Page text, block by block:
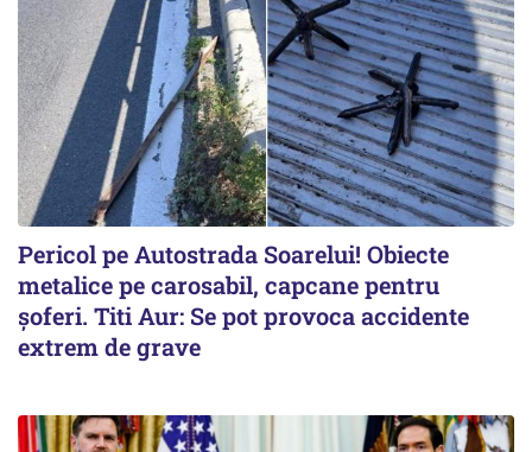
Pericol pe Autostrada Soarelui! Obiecte
metalice pe carosabil, capcane pentru
șoferi. Titi Aur: Se pot provoca accidente
extrem de grave